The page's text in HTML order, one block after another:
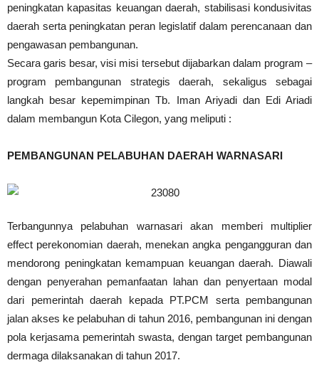
peningkatan kapasitas keuangan daerah, stabilisasi kondusivitas
daerah serta peningkatan peran legislatif dalam perencanaan dan
pengawasan pembangunan.
Secara garis besar, visi misi tersebut dijabarkan dalam program –
program pembangunan strategis daerah, sekaligus sebagai
langkah besar kepemimpinan Tb. Iman Ariyadi dan Edi Ariadi
dalam membangun Kota Cilegon, yang meliputi :
PEMBANGUNAN PELABUHAN DAERAH WARNASARI
Terbangunnya pelabuhan warnasari akan memberi multiplier
effect perekonomian daerah, menekan angka pengangguran dan
mendorong peningkatan kemampuan keuangan daerah. Diawali
dengan penyerahan pemanfaatan lahan dan penyertaan modal
dari pemerintah daerah kepada PT.PCM serta pembangunan
jalan akses ke pelabuhan di tahun 2016, pembangunan ini dengan
pola kerjasama pemerintah swasta, dengan target pembangunan
dermaga dilaksanakan di tahun 2017.